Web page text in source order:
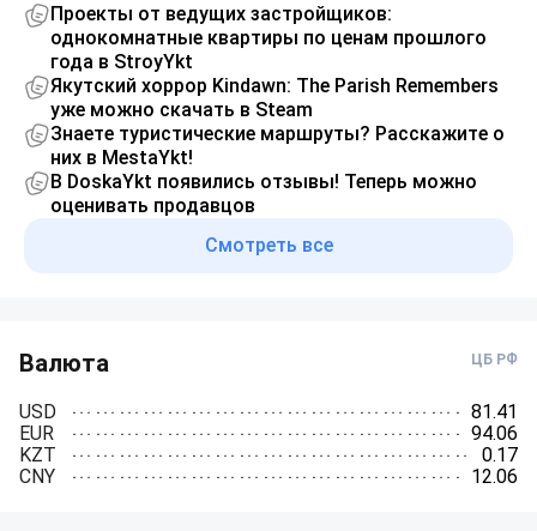
Проекты от ведущих застройщиков:
однокомнатные квартиры по ценам прошлого
года в StroyYkt
Якутский хоррор Kindawn: The Parish Remembers
уже можно скачать в Steam
Знаете туристические маршруты? Расскажите о
них в MestaYkt!
В DoskaYkt появились отзывы! Теперь можно
оценивать продавцов
Смотреть все
Валюта ЦБ РФ
USD
81.41
EUR
94.06
KZT
0.17
CNY
12.06